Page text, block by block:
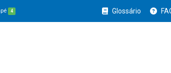
4 Glossário